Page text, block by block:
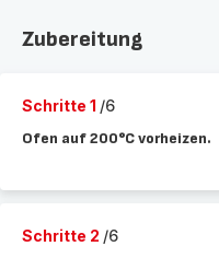
Zubereitung
Schritte 1 /6
Ofen auf 200°C vorheizen.
Schritte 2 /6